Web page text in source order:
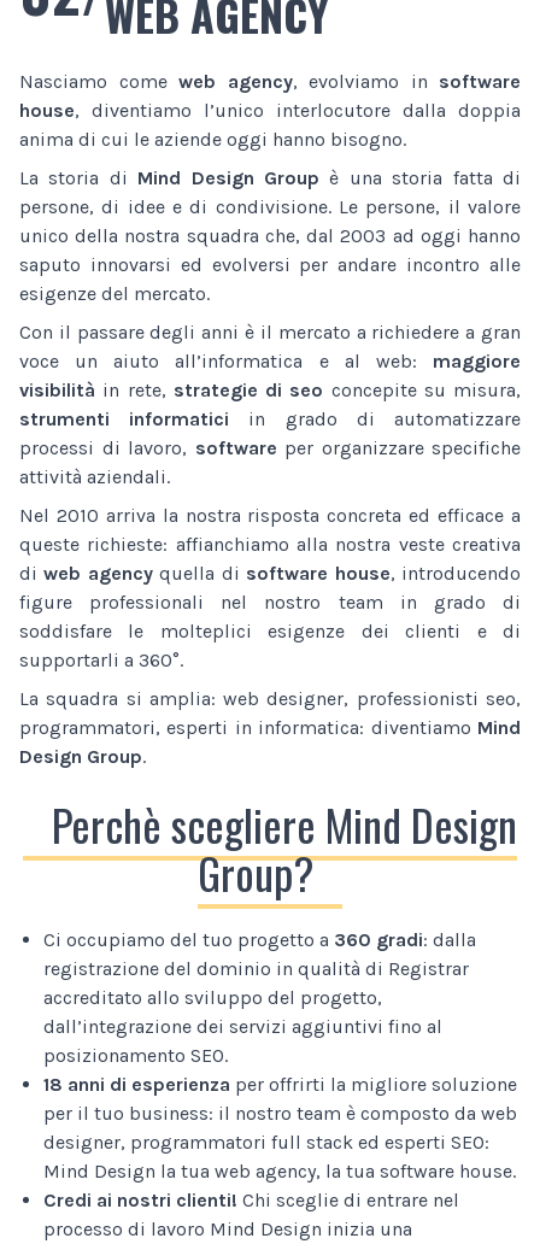
WEB AGENCY
Nasciamo come web agency, evolviamo in software
house, diventiamo l’unico interlocutore dalla doppia
anima di cui le aziende oggi hanno bisogno.
La storia di Mind Design Group è una storia fatta di
persone, di idee e di condivisione. Le persone, il valore
unico della nostra squadra che, dal 2003 ad oggi hanno
saputo innovarsi ed evolversi per andare incontro alle
esigenze del mercato.
Con il passare degli anni è il mercato a richiedere a gran
voce un aiuto all’informatica e al web: maggiore
visibilità in rete, strategie di seo concepite su misura,
strumenti informatici in grado di automatizzare
processi di lavoro, software per organizzare specifiche
attività aziendali.
Nel 2010 arriva la nostra risposta concreta ed efficace a
queste richieste: affianchiamo alla nostra veste creativa
diweb agencyquella di software house, introducendo
figure professionali nel nostro team in grado di
soddisfare le molteplici esigenze dei clienti e di
supportarli a 360°.
La squadra si amplia: web designer, professionisti seo,
programmatori, esperti in informatica: diventiamo Mind
Design Group.
Perchè scegliere Mind Design
Group?
Ci occupiamo del tuo progetto a 360 gradi: dalla
registrazione del dominio in qualità di Registrar
accreditato allo sviluppo del progetto,
dall’integrazione dei servizi aggiuntivi fino al
posizionamento SEO.
18 anni di esperienza per offrirti la migliore soluzione
per il tuo business: il nostro team è composto da web
designer, programmatori full stack ed esperti SEO:
Mind Design la tua web agency, la tua software house.
Credi ai nostri clienti! Chi sceglie di entrare nel
processo di lavoro Mind Design inizia una